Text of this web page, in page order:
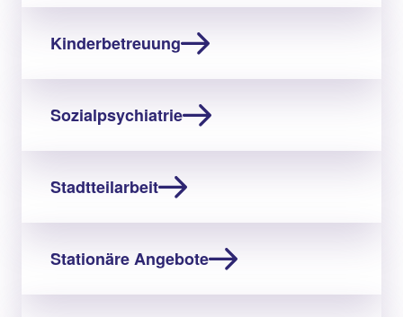
Kinderbetreuung
Sozialpsychiatrie
Stadtteilarbeit
Stationäre Angebote